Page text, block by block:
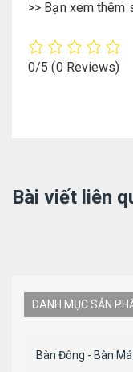
>> Bạn xem thêm
0/5(0 Reviews)
Bài viết liên
DANH MỤC SẢN
Bàn Đông - Bàn